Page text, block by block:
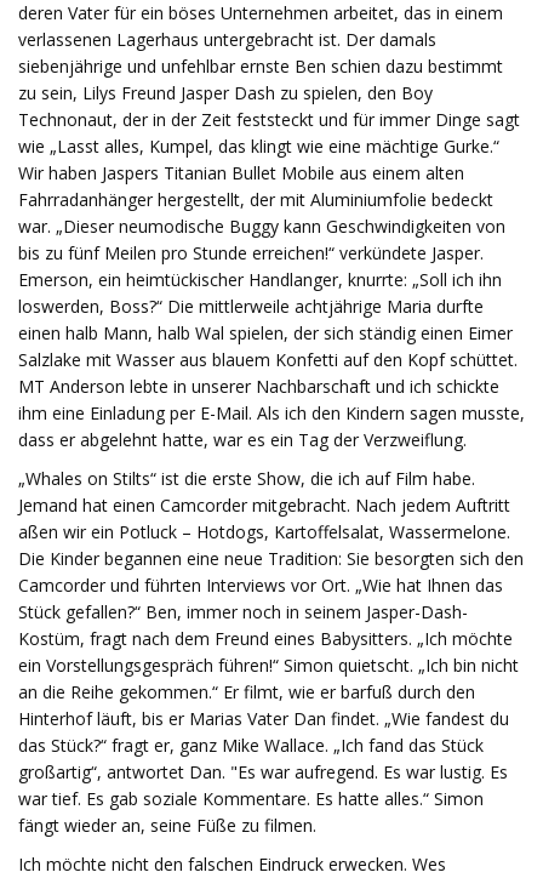
deren Vater für ein böses Unternehmen arbeitet, das in einem
verlassenen Lagerhaus untergebracht ist. Der damals
siebenjährige und unfehlbar ernste Ben schien dazu bestimmt
zu sein, Lilys Freund Jasper Dash zu spielen, den Boy
Technonaut, der in der Zeit feststeckt und für immer Dinge sagt
wie „Lasst alles, Kumpel, das klingt wie eine mächtige Gurke.“
Wir haben Jaspers Titanian Bullet Mobile aus einem alten
Fahrradanhänger hergestellt, der mit Aluminiumfolie bedeckt
war. „Dieser neumodische Buggy kann Geschwindigkeiten von
bis zu fünf Meilen pro Stunde erreichen!“ verkündete Jasper.
Emerson, ein heimtückischer Handlanger, knurrte: „Soll ich ihn
loswerden, Boss?“ Die mittlerweile achtjährige Maria durfte
einen halb Mann, halb Wal spielen, der sich ständig einen Eimer
Salzlake mit Wasser aus blauem Konfetti auf den Kopf schüttet.
MT Anderson lebte in unserer Nachbarschaft und ich schickte
ihm eine Einladung per E-Mail. Als ich den Kindern sagen musste,
dass er abgelehnt hatte, war es ein Tag der Verzweiflung.
„Whales on Stilts“ ist die erste Show, die ich auf Film habe.
Jemand hat einen Camcorder mitgebracht. Nach jedem Auftritt
aßen wir ein Potluck – Hotdogs, Kartoffelsalat, Wassermelone.
Die Kinder begannen eine neue Tradition: Sie besorgten sich den
Camcorder und führten Interviews vor Ort. „Wie hat Ihnen das
Stück gefallen?“ Ben, immer noch in seinem Jasper-Dash-
Kostüm, fragt nach dem Freund eines Babysitters. „Ich möchte
ein Vorstellungsgespräch führen!“ Simon quietscht. „Ich bin nicht
an die Reihe gekommen.“ Er filmt, wie er barfuß durch den
Hinterhof läuft, bis er Marias Vater Dan findet. „Wie fandest du
das Stück?“ fragt er, ganz Mike Wallace. „Ich fand das Stück
großartig“, antwortet Dan. "Es war aufregend. Es war lustig. Es
war tief. Es gab soziale Kommentare. Es hatte alles.“ Simon
fängt wieder an, seine Füße zu filmen.
Ich möchte nicht den falschen Eindruck erwecken. Wes